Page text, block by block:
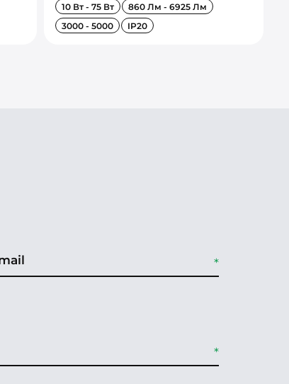
10 Вт - 75 Вт
860 Лм - 6925 Лм
3000 - 5000
IP20